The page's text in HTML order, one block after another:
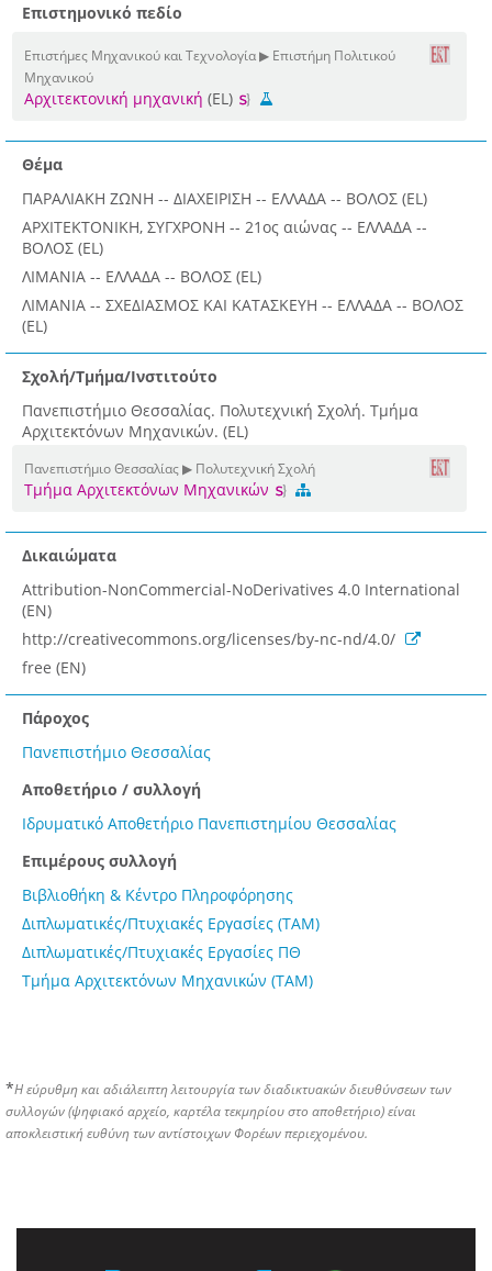
Επιστημονικό πεδίο
Επιστήμες Μηχανικού και Τεχνολογία ▶ Επιστήμη Πολιτικού
Μηχανικού
Αρχιτεκτονική μηχανική (EL)
Θέμα
ΠΑΡΑΛΙΑΚΗ ΖΩΝΗ -- ΔΙΑΧΕΙΡΙΣΗ -- ΕΛΛΑΔΑ -- ΒΟΛΟΣ (EL)
ΑΡΧΙΤΕΚΤΟΝΙΚΗ, ΣΥΓΧΡΟΝΗ -- 21ος αιώνας -- ΕΛΛΑΔΑ --
ΒΟΛΟΣ (EL)
ΛΙΜΑΝΙΑ -- ΕΛΛΑΔΑ -- ΒΟΛΟΣ (EL)
ΛΙΜΑΝΙΑ -- ΣΧΕΔΙΑΣΜΟΣ ΚΑΙ ΚΑΤΑΣΚΕΥΗ -- ΕΛΛΑΔΑ -- ΒΟΛΟΣ
(EL)
Σχολή/Τμήμα/Ινστιτούτο
Πανεπιστήμιο Θεσσαλίας. Πολυτεχνική Σχολή. Τμήμα
Αρχιτεκτόνων Μηχανικών. (EL)
Πανεπιστήμιο Θεσσαλίας ▶ Πολυτεχνική Σχολή
Τμήμα Αρχιτεκτόνων Μηχανικών
Δικαιώματα
Attribution-NonCommercial-NoDerivatives 4.0 International
(EN)
http://creativecommons.org/licenses/by-nc-nd/4.0/
free (EN)
Πάροχος
Πανεπιστήμιο Θεσσαλίας
Αποθετήριο / συλλογή
Ιδρυματικό Αποθετήριο Πανεπιστημίου Θεσσαλίας
Επιμέρους συλλογή
Βιβλιοθήκη & Κέντρο Πληροφόρησης
Διπλωματικές/Πτυχιακές Εργασίες (ΤΑΜ)
Διπλωματικές/Πτυχιακές Εργασίες ΠΘ
Τμήμα Αρχιτεκτόνων Μηχανικών (ΤΑΜ)
*Η εύρυθμη και αδιάλειπτη λειτουργία των διαδικτυακών διευθύνσεων των
συλλογών (ψηφιακό αρχείο, καρτέλα τεκμηρίου στο αποθετήριο) είναι
αποκλειστική ευθύνη των αντίστοιχων Φορέων περιεχομένου.